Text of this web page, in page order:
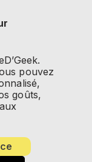
pouvez
goûts,